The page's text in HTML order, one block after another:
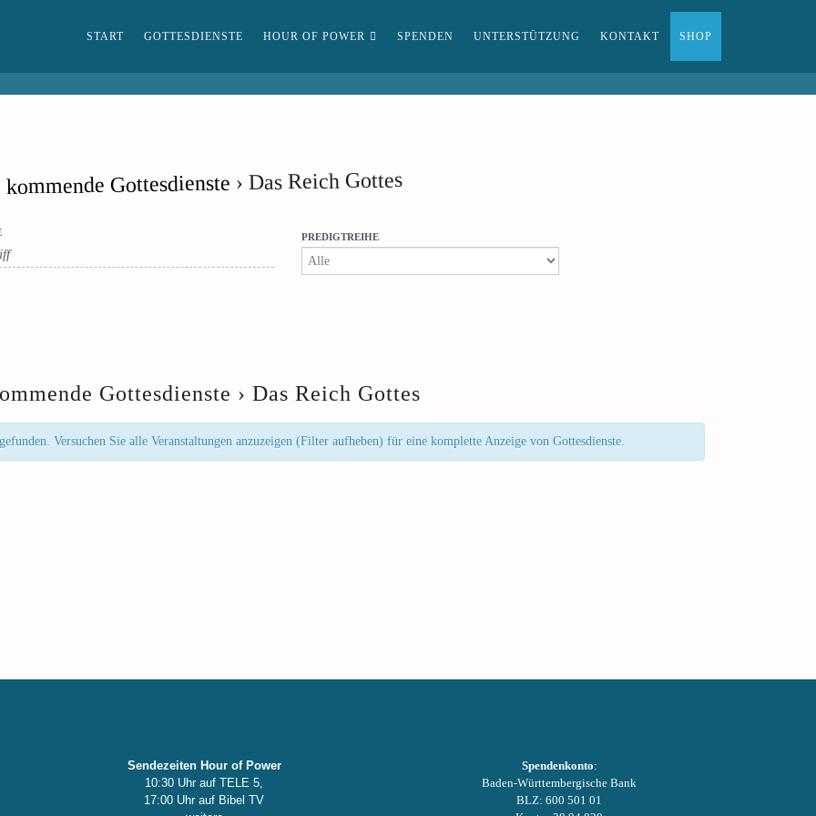
START GOTTESDIENSTE HOUR OF POWER SPENDEN UNTERSTÜTZUNG KONTAKT SHOP
kommende Gottesdienste › Das Reich Gottes
PREDIGTREIHE
Gottesdienste › Das Reich Gottes
Versuchen Sie alle Veranstaltungen anzuzeigen (Filter aufheben) für eine komplette Anzeige von Gottesdienste.
Sendezeiten Hour of Power
10:30 Uhr auf TELE 5,
17:00 Uhr auf Bibel TV
Spendenkonto:
Baden-Württembergische Bank
BLZ: 600 501 01